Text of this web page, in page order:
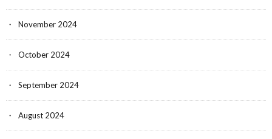
November 2024
October 2024
September 2024
August 2024